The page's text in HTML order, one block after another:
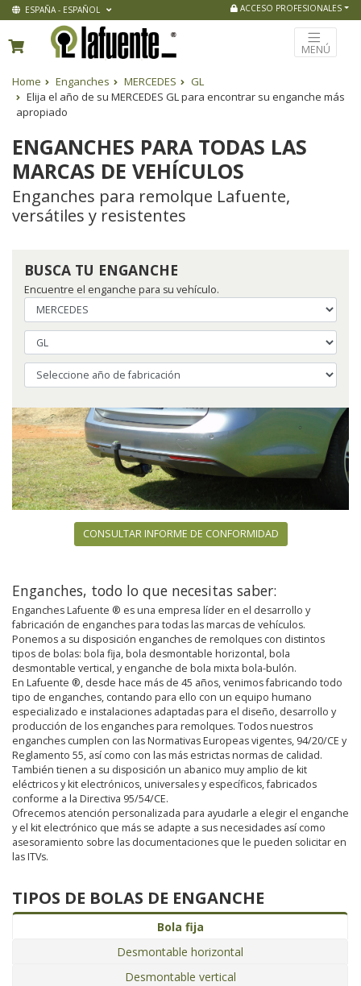
ESPAÑA - ESPAÑOL ACCESO PROFESIONALES
MENÚ
Home Enganches MERCEDES
GL
Elija el año de su MERCEDES GL para encontrar su enganche más
apropiado
ENGANCHES PARA TODAS LAS
MARCAS DE VEHÍCULOS
Enganches para remolque Lafuente,
versátiles y resistentes
BUSCA TU ENGANCHE
Encuentre el enganche para su vehículo.
CONSULTAR INFORME DE CONFORMIDAD
Enganches, todo lo que necesitas saber:
Enganches Lafuente ® es una empresa líder en el desarrollo y
fabricación de enganches para todas las marcas de vehículos.
Ponemos a su disposición enganches de remolques con distintos
tipos de bolas: bola fija, bola desmontable horizontal, bola
desmontable vertical, y enganche de bola mixta bola-bulón.
En Lafuente ®, desde hace más de 45 años, venimos fabricando todo
tipo de enganches, contando para ello con un equipo humano
especializado e instalaciones adaptadas para el diseño, desarrollo y
producción de los enganches para remolques. Todos nuestros
enganches cumplen con las Normativas Europeas vigentes, 94/20/CE y
Reglamento 55, así como con las más estrictas normas de calidad.
También tienen a su disposición un abanico muy amplio de kit
eléctricos y kit electrónicos, universales y específicos, fabricados
conforme a la Directiva 95/54/CE.
Ofrecemos atención personalizada para ayudarle a elegir el enganche
y el kit electrónico que más se adapte a sus necesidades así como
asesoramiento sobre las documentaciones que le pueden solicitar en
las ITVs.
TIPOS DE BOLAS DE ENGANCHE
Bola fija
Desmontable horizontal
Desmontable vertical